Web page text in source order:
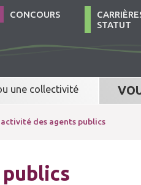
CONCOURS
STATUT
une collectivité
des agents publics